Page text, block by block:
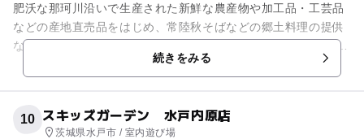
肥沃な那珂川沿いで生産された新鮮な農産物や加工品・工芸品
などの産地直売品をはじめ、常陸秋そばなどの郷土料理の提供
など、地域活性化の拠点として設置されました。 道の駅かつら
続きをみる
10 スキッズガーデン 水戸内原店
茨城県水戸市 / 室内遊び場